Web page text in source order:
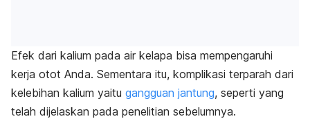
Efek dari kalium pada air kelapa bisa mempengaruhi
kerja otot Anda. Sementara itu, komplikasi terparah dari
kelebihan kalium yaitu gangguan jantung, seperti yang
telah dijelaskan pada penelitian sebelumnya.